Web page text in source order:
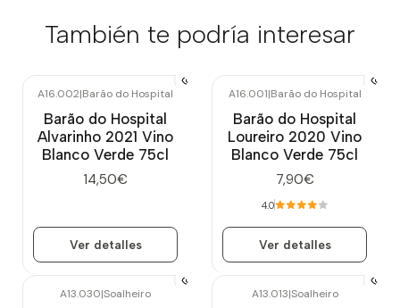
También te podría interesar
A16.002|Barão do Hospital
Barão do Hospital
Alvarinho 2021 Vino
Blanco Verde 75cl
14,50€
Ver detalles
A16.001|Barão do Hospital
Barão do Hospital
Loureiro 2020 Vino
Blanco Verde 75cl
7,90€
4.0
Ver detalles
A13.030|Soalheiro A13.013|Soalheiro